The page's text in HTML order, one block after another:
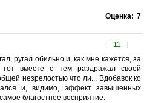
Оценка: 7
[ 11 ]
ругал обильно и, как мне кажется, за
вместе с тем раздражал своей
незрелостью что ли... Вдобавок ко
и, видимо, эффект завышенных
благостное восприятие.